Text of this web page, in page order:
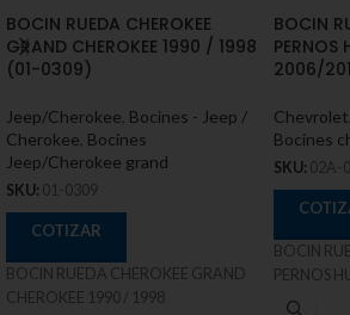
BOCIN RUEDA CHEROKEE
GRAND CHEROKEE 1990 / 1998
(01-0309)
Jeep/Cherokee Bocines - Jeep /
Cherokee Bocines
Jeep/Cherokee grand
SKU: 01-0309
COTIZAR
BOCIN RUEDA CHEROKEE GRAND
CHEROKEE 1990 / 1998
BOCIN
PERNOS
2006/
Chevrolet
Bocines
SKU: 02A-
BOCIN
PERNOS